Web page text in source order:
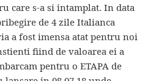
care s-a si intamplat. In data
de 4 zile Italianca
a fost imensa atat pentru noi
fiind de valoarea ei a
pentru o ETAPA de